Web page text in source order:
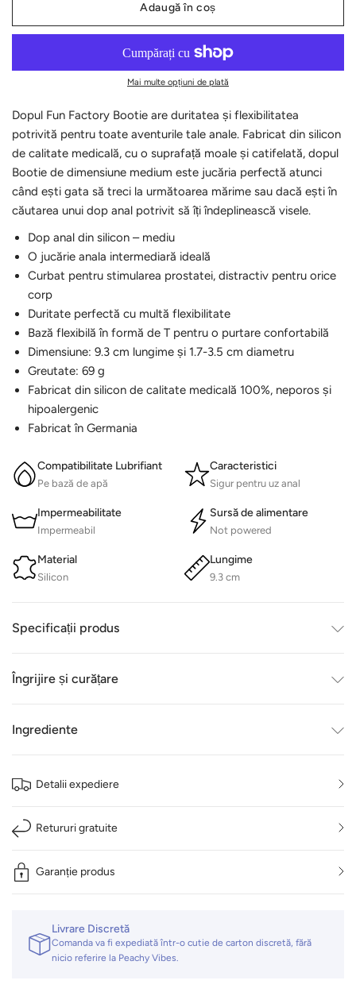
i
Adaugă în coș
Mai multe opțiuni de plată
Dopul Fun Factory Bootie are duritatea și flexibilitatea
potrivită pentru toate aventurile tale anale. Fabricat din silicon
de calitate medicală, cu o suprafață moale și catifelată, dopul
Bootie de dimensiune medium este jucăria perfectă atunci
când ești gata să treci la următoarea mărime sau dacă ești în
căutarea unui dop anal potrivit să îți îndeplinească visele.
Dop anal din silicon – mediu
O jucărie anala intermediară ideală
Curbat pentru stimularea prostatei, distractiv pentru orice
corp
Duritate perfectă cu multă flexibilitate
Bază flexibilă în formă de T pentru o purtare confortabilă
Dimensiune: 9.3 cm lungime și 1.7-3.5 cm diametru
Greutate: 69 g
Fabricat din silicon de calitate medicală 100%, neporos și
hipoalergenic
Fabricat în Germania
Compatibilitate Lubrifiant
Pe bază de apă
Caracteristici
Sigur pentru uz anal
Impermeabilitate
Impermeabil
Sursă de alimentare
Not powered
Material
Silicon
Lungime
9.3 cm
Specificații produs
Îngrijire și curățare
Ingrediente
Detalii expediere
Retururi gratuite
Garanție produs
Livrare Discretă
Comanda va fi expediată într-o cutie de carton discretă, fără
nicio referire la Peachy Vibes.